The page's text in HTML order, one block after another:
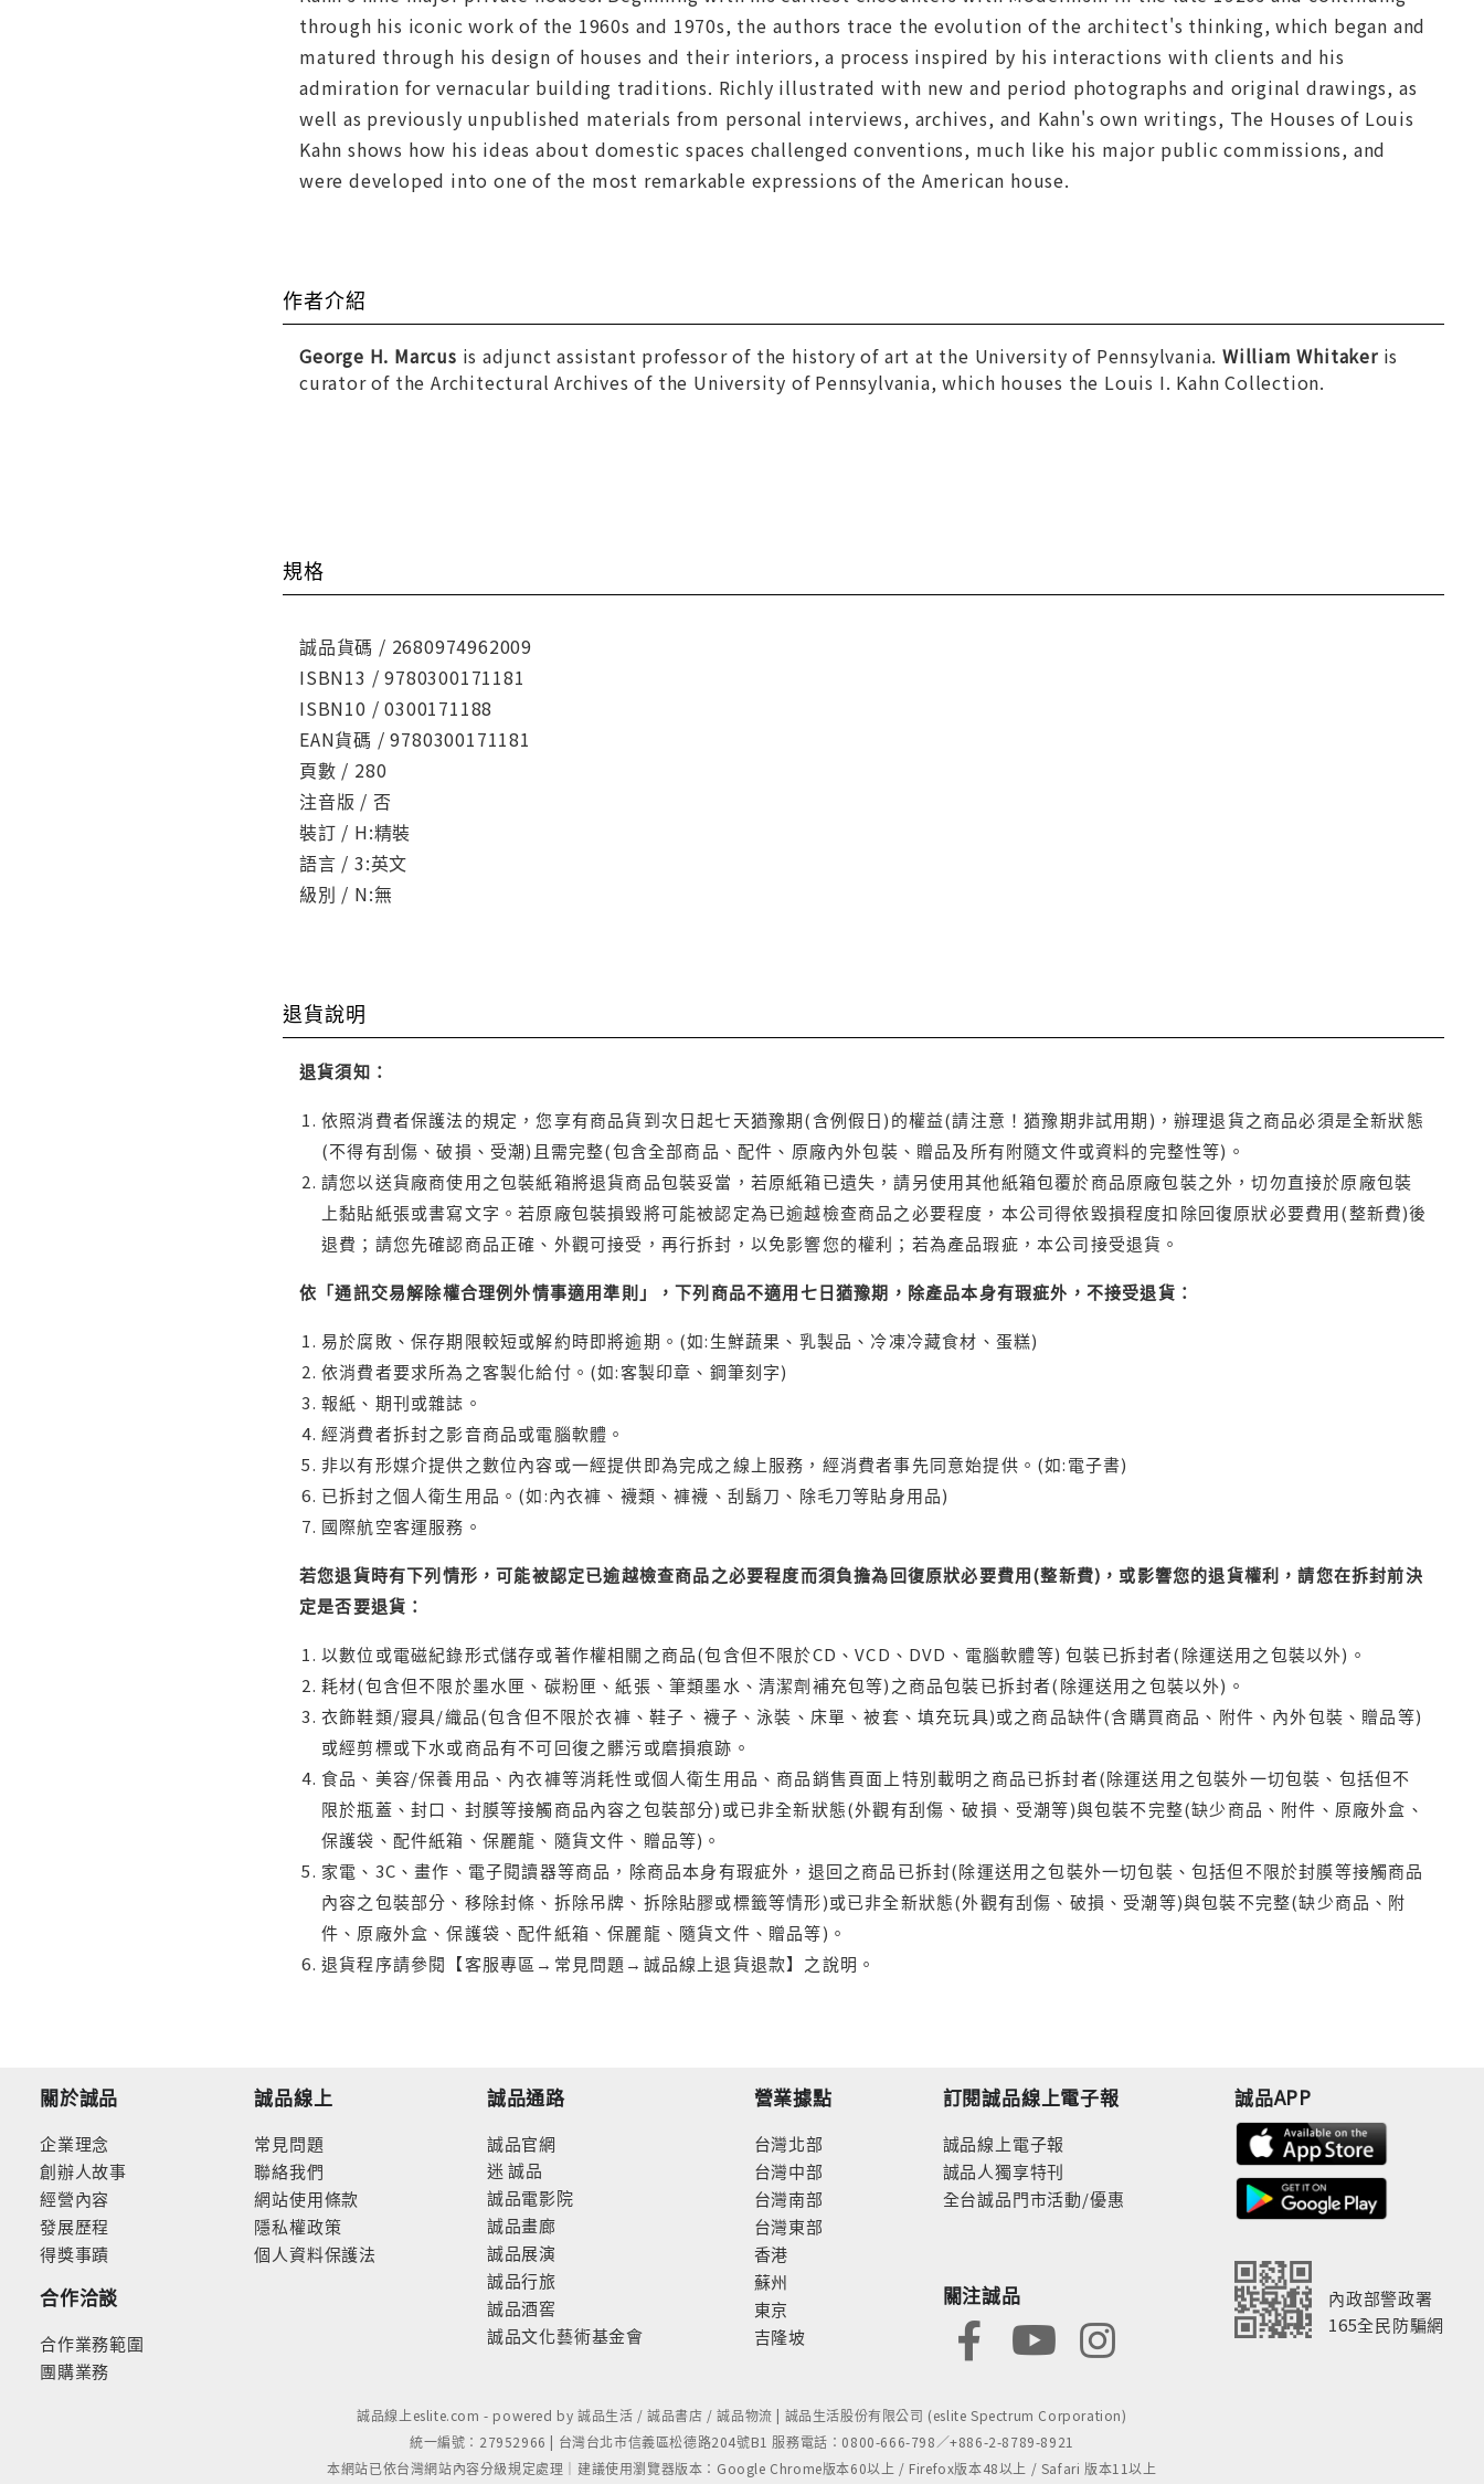
through his iconic work of the 1960s and 1970s, the authors trace the evolution of the architect's thinking, which began and
matured through his design of houses and their interiors, a process inspired by his interactions with clients and his
admiration for vernacular building traditions. Richly illustrated with new and period photographs and original drawings, as
well as previously unpublished materials from personal interviews, archives, and Kahn's own writings, The Houses of Louis
Kahn shows how his ideas about domestic spaces challenged conventions, much like his major public commissions, and
were developed into one of the most remarkable expressions of the American house.
作者介紹
George H. Marcus is adjunct assistant professor of the history of art at the University of Pennsylvania.William Whitakeris
curator of the Architectural Archives of the University of Pennsylvania, which houses the Louis I. Kahn Collection.
規格
誠品貨碼 / 2680974962009
ISBN13 / 9780300171181
ISBN10 / 0300171188
EAN貨碼 / 9780300171181
頁數 / 280
注音版 / 否
裝訂 / H:精裝
語言 / 3:英文
級別 / N:無
退貨說明
退貨須知：
依照消費者保護法的規定，您享有商品貨到次日起七天猶豫期(含例假日)的權益(請注意！猶豫期非試用期)，辦理退貨之商品必須是全新狀態
(不得有刮傷、破損、受潮)且需完整(包含全部商品、配件、原廠內外包裝、贈品及所有附隨文件或資料的完整性等)。
請您以送貨廠商使用之包裝紙箱將退貨商品包裝妥當，若原紙箱已遺失，請另使用其他紙箱包覆於商品原廠包裝之外，切勿直接於原廠包裝
上黏貼紙張或書寫文字。若原廠包裝損毀將可能被認定為已逾越檢查商品之必要程度，本公司得依毀損程度扣除回復原狀必要費用(整新費)後
退費；請您先確認商品正確、外觀可接受，再行拆封，以免影響您的權利；若為產品瑕疵，本公司接受退貨。
依「通訊交易解除權合理例外情事適用準則」，下列商品不適用七日猶豫期，除產品本身有瑕疵外，不接受退貨：
易於腐敗、保存期限較短或解約時即將逾期。(如:生鮮蔬果、乳製品、冷凍冷藏食材、蛋糕)
依消費者要求所為之客製化給付。(如:客製印章、鋼筆刻字)
報紙、期刊或雜誌。
經消費者拆封之影音商品或電腦軟體。
非以有形媒介提供之數位內容或一經提供即為完成之線上服務，經消費者事先同意始提供。(如:電子書)
已拆封之個人衛生用品。(如:內衣褲、襪類、褲襪、刮鬍刀、除毛刀等貼身用品)
國際航空客運服務。
若您退貨時有下列情形，可能被認定已逾越檢查商品之必要程度而須負擔為回復原狀必要費用(整新費)，或影響您的退貨權利，請您在拆封前決
定是否要退貨：
以數位或電磁紀錄形式儲存或著作權相關之商品(包含但不限於CD、VCD、DVD、電腦軟體等) 包裝已拆封者(除運送用之包裝以外)。
耗材(包含但不限於墨水匣、碳粉匣、紙張、筆類墨水、清潔劑補充包等)之商品包裝已拆封者(除運送用之包裝以外)。
衣飾鞋類/寢具/織品(包含但不限於衣褲、鞋子、襪子、泳裝、床單、被套、填充玩具)或之商品缺件(含購買商品、附件、內外包裝、贈品等)
或經剪標或下水或商品有不可回復之髒污或磨損痕跡。
食品、美容/保養用品、內衣褲等消耗性或個人衛生用品、商品銷售頁面上特別載明之商品已拆封者(除運送用之包裝外一切包裝、包括但不
限於瓶蓋、封口、封膜等接觸商品內容之包裝部分)或已非全新狀態(外觀有刮傷、破損、受潮等)與包裝不完整(缺少商品、附件、原廠外盒、
保護袋、配件紙箱、保麗龍、隨貨文件、贈品等)。
家電、3C、畫作、電子閱讀器等商品，除商品本身有瑕疵外，退回之商品已拆封(除運送用之包裝外一切包裝、包括但不限於封膜等接觸商品
內容之包裝部分、移除封條、拆除吊牌、拆除貼膠或標籤等情形)或已非全新狀態(外觀有刮傷、破損、受潮等)與包裝不完整(缺少商品、附
件、原廠外盒、保護袋、配件紙箱、保麗龍、隨貨文件、贈品等)。
退貨程序請參閱【客服專區→常見問題→誠品線上退貨退款】之說明。
關於誠品
企業理念
創辦人故事
經營內容
發展歷程
得獎事蹟
合作洽談
合作業務範圍
團購業務
誠品線上
常見問題
聯絡我們
網站使用條款
隱私權政策
個人資料保護法
誠品通路
誠品官網
迷 誠品
誠品電影院
誠品畫廊
誠品展演
誠品行旅
誠品酒窖
誠品文化藝術基金會
營業據點
台灣北部
台灣中部
台灣南部
台灣東部
香港
蘇州
東京
吉隆坡
訂閱誠品線上電子報
誠品線上電子報
誠品人獨享特刊
全台誠品門市活動/優惠
關注誠品
誠品APP
內政部警政署
165全民防騙網
誠品線上eslite.com - powered by 誠品生活 / 誠品書店 / 誠品物流 | 誠品生活股份有限公司 (eslite Spectrum Corporation)
統一編號：27952966 | 台灣台北市信義區松德路204號B1 服務電話：0800-666-798／+886-2-8789-8921
本網站已依台灣網站內容分級規定處理｜建議使用瀏覽器版本：Google Chrome版本60以上 / Firefox版本48以上 / Safari 版本11以上